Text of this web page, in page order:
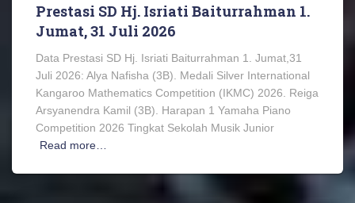
Prestasi SD Hj. Isriati Baiturrahman 1.
Jumat, 31 Juli 2026
Data Prestasi SD Hj. Isriati Baiturrahman 1. Jumat,31
Juli 2026: Alya Nafisha (3B). Medali Silver International
Kangaroo Mathematics Competition (IKMC) 2026. Reiga
Arsyanendra Kamil (3B). Harapan 1 Yamaha Piano
Competition 2026 Tingkat Sekolah Musik Junior
Read more…